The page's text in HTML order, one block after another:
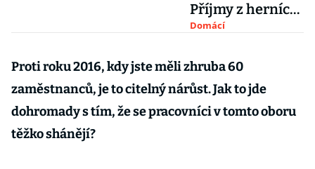
Příjmy z herních
automatů spadly
Domácí
Proti roku 2016, kdy jste měli zhruba 60
zaměstnanců, je to citelný nárůst. Jak to jde
dohromady s tím, že se pracovníci v tomto oboru
těžko shánějí?